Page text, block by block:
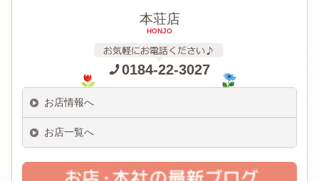
本荘店
HONJO
0184-22-3027
お店情報へ
お店一覧へ